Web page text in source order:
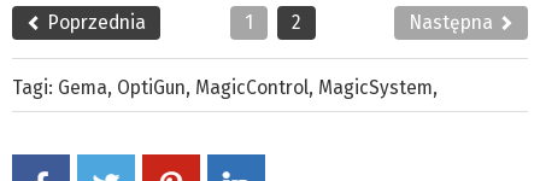
Poprzednia 1 2 Następna
Tagi: Gema, OptiGun, MagicControl, MagicSystem,